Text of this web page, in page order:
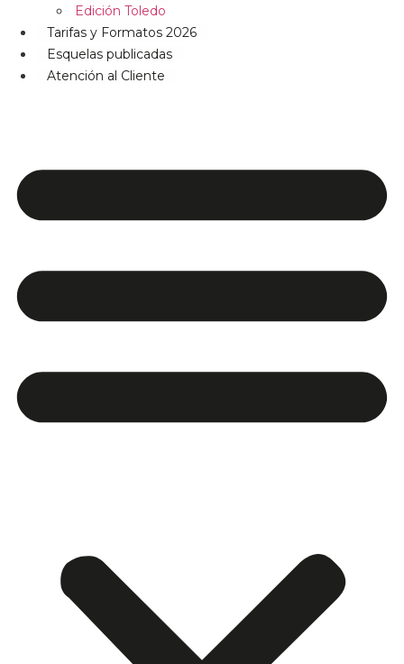
Edición Toledo
Tarifas y Formatos 2026
Esquelas publicadas
Atención al Cliente